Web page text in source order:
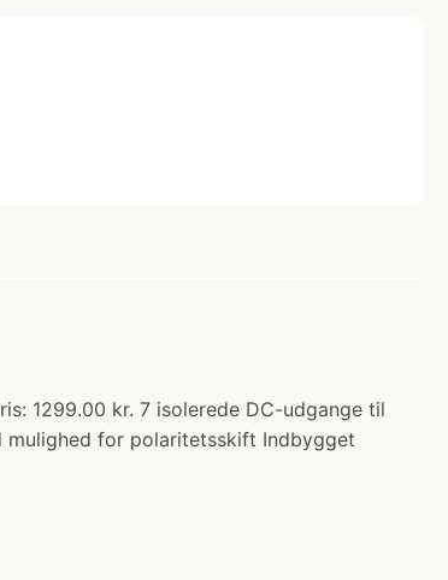
1299.00 kr. 7 isolerede DC-udgange til
mulighed for polaritetsskift Indbygget